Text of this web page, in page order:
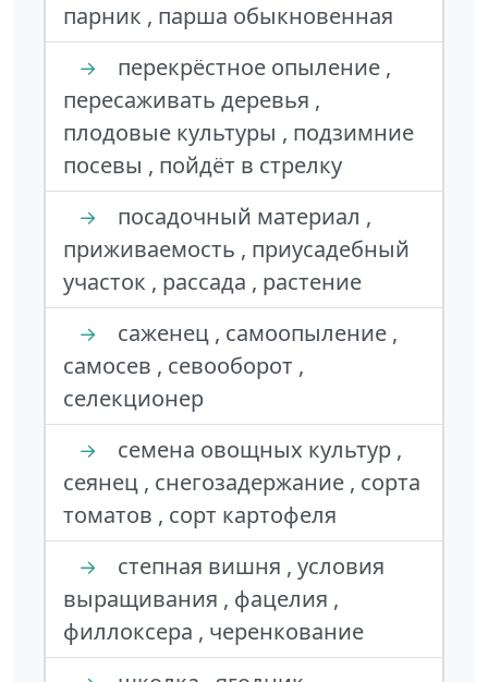
парник , парша обыкновенная
→
перекрёстное опыление ,
пересаживать деревья ,
плодовые культуры , подзимние
посевы , пойдёт в стрелку
→
посадочный материал ,
приживаемость , приусадебный
участок , рассада , растение
→
саженец , самоопыление ,
самосев , севооборот ,
селекционер
→
семена овощных культур ,
сеянец , снегозадержание , сорта
томатов , сорт картофеля
→
степная вишня , условия
выращивания , фацелия ,
филлоксера , черенкование